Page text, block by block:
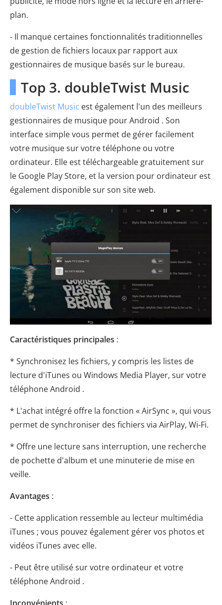
plan.
- Il manque certaines fonctionnalités traditionnelles
de gestion de fichiers locaux par rapport aux
gestionnaires de musique basés sur le bureau.
Top 3. doubleTwist Music
doubleTwist Music est également l'un des meilleurs
gestionnaires de musique pour Android . Son
interface simple vous permet de gérer facilement
votre musique sur votre téléphone ou votre
ordinateur. Elle est téléchargeable gratuitement sur
le Google Play Store, et la version pour ordinateur est
également disponible sur son site web.
Caractéristiques principales :
* Synchronisez les fichiers, y compris les listes de
lecture d'iTunes ou Windows Media Player, sur votre
téléphone Android .
* L'achat intégré offre la fonction « AirSync », qui vous
permet de synchroniser des fichiers via AirPlay, Wi-Fi.
* Offre une lecture sans interruption, une recherche
de pochette d'album et une minuterie de mise en
veille.
Avantages :
- Cette application ressemble au lecteur multimédia
iTunes ; vous pouvez également gérer vos photos et
vidéos iTunes avec elle.
- Peut être utilisé sur votre ordinateur et votre
téléphone Android .